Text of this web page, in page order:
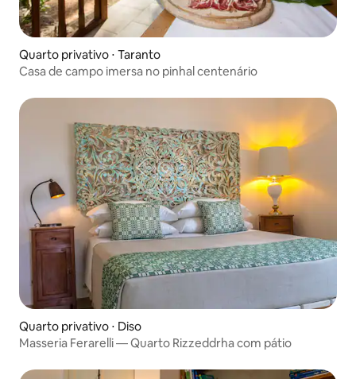
Quarto privativo ⋅ Taranto
Casa de campo imersa no pinhal centenário
Quarto privativo ⋅ Diso
Masseria Ferarelli — Quarto Rizzeddrha com pátio